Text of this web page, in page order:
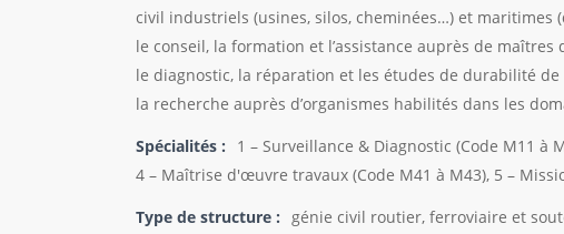
civil industriels (usines, silos, cheminées…) et
le conseil, la formation et l’assistance auprès de
le diagnostic, la réparation et les études de durabilité
la recherche auprès d’organismes habilités dans les
Spécialités :
1 – Surveillance & Diagnostic (Code M11 à
4 – Maîtrise d'œuvre travaux (Code M41 à M43), 5 –
Type de structure : génie civil routier, ferroviaire et